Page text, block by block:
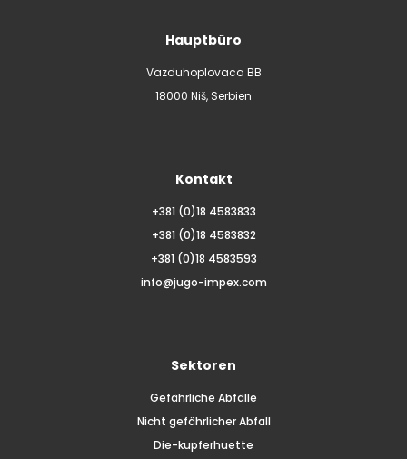
Hauptbüro
Vazduhoplovaca BB
18000 Niš, Serbien
Kontakt
+381 (0)18 4583833
+381 (0)18 4583832
+381 (0)18 4583593
info@jugo-impex.com
Sektoren
Gefährliche Abfälle
Nicht gefährlicher Abfall
Die-kupferhuette